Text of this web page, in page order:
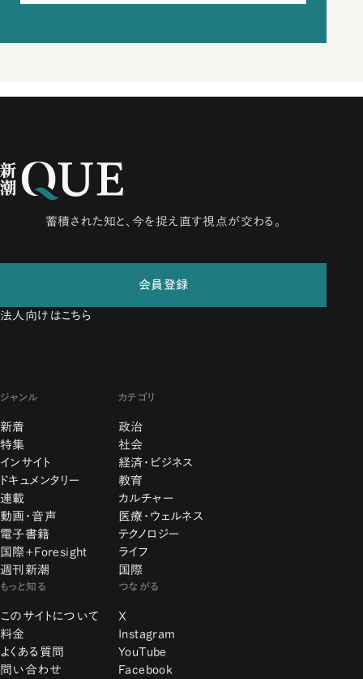
蓄積された知と、今を捉え直す視点が交わる。
会員登録
法人向けはこちら
ジャンル
新着
特集
インサイト
ドキュメンタリー
連載
動画・音声
電子書籍
国際+Foresight
週刊新潮
カテゴリ
政治
社会
経済・ビジネス
教育
カルチャー
医療・ウェルネス
テクノロジー
ライフ
国際
もっと知る
このサイトについて
料金
よくある質問
問い合わせ
つながる
X
Instagram
YouTube
Facebook